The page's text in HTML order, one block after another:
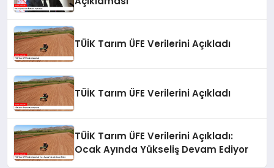
TÜİK Tarım ÜFE Verilerini Açıkladı
TÜİK Tarım ÜFE Verilerini Açıkladı
TÜİK Tarım ÜFE Verilerini Açıkladı:
Ocak Ayında Yükseliş Devam Ediyor